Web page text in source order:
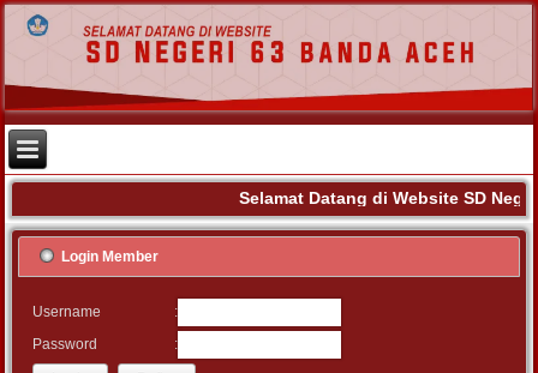
Selamat Datang di Website SD
Login Member
Username
:
Password
: